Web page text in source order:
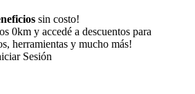
sin costo!
0km y accedé a descuentos para
herramientas y mucho más!
Sesión